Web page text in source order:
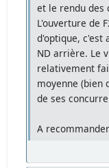
et le rendu des
L'ouverture de
d'optique, c'est
ND arrière. Le
relativement
moyenne (bien
de ses
A